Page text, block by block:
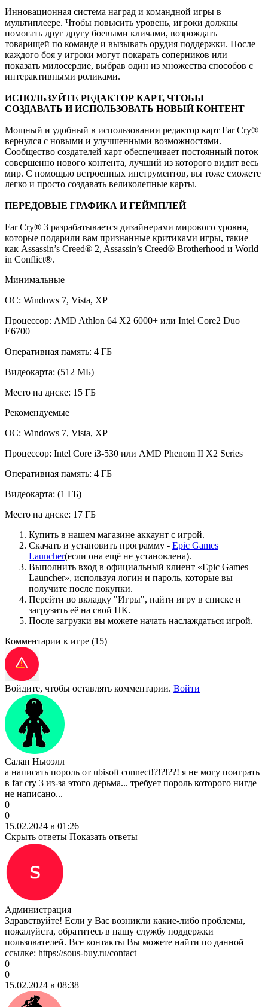
Инновационная система наград и командной игры в
мультиплеере. Чтобы повысить уровень, игроки должны
помогать друг другу боевыми кличами, возрождать
товарищей по команде и вызывать орудия поддержки. После
каждого боя у игроки могут покарать соперников или
показать милосердие, выбрав один из множества способов с
интерактивными роликами.
ИСПОЛЬЗУЙТЕ РЕДАКТОР КАРТ, ЧТОБЫ
СОЗДАВАТЬ И ИСПОЛЬЗОВАТЬ НОВЫЙ КОНТЕНТ
Мощный и удобный в использовании редактор карт Far Cry®
вернулся с новыми и улучшенными возможностями.
Сообщество создателей карт обеспечивает постоянный поток
совершенно нового контента, лучший из которого видит весь
мир. С помощью встроенных инструментов, вы тоже сможете
легко и просто создавать великолепные карты.
ПЕРЕДОВЫЕ ГРАФИКА И ГЕЙМПЛЕЙ
Far Cry® 3 разрабатывается дизайнерами мирового уровня,
которые подарили вам признанные критиками игры, такие
как Assassin’s Creed® 2, Assassin’s Creed® Brotherhood и World
in Conflict®.
Минимальные
ОС: Windows 7, Vista, XP
Процессор: AMD Athlon 64 X2 6000+ или Intel Core2 Duo
E6700
Оперативная память: 4 ГБ
Видеокарта: (512 МБ)
Место на диске: 15 ГБ
Рекомендуемые
ОС: Windows 7, Vista, XP
Процессор: Intel Core i3-530 или AMD Phenom II X2 Series
Оперативная память: 4 ГБ
Видеокарта: (1 ГБ)
Место на диске: 17 ГБ
Купить в нашем магазине аккаунт с игрой.
Скачать и установить программу - Epic Games
Launcher(если она ещё не установлена).
Выполнить вход в официальный клиент «Epic Games
Launcher», используя логин и пароль, которые вы
получите после покупки.
Перейти во вкладку "Игры", найти игру в списке и
загрузить её на свой ПК.
После загрузки вы можете начать наслаждаться игрой.
Комментарии к игре (15)
Войдите, чтобы оставлять комментарии. Войти
Салан Ньюэлл
а написать пороль от ubisoft connect!?!?!??! я не могу поиграть
в far cry 3 из-за этого дерьма... требует пороль которого нигде
не написано...
0
0
15.02.2024 в 01:26
Скрыть ответы Показать ответы
Администрация
Здравствуйте! Если у Вас возникли какие-либо проблемы,
пожалуйста, обратитесь в нашу службу поддержки
пользователей. Все контакты Вы можете найти по данной
ссылке: https://sous-buy.ru/contact
0
0
15.02.2024 в 08:38